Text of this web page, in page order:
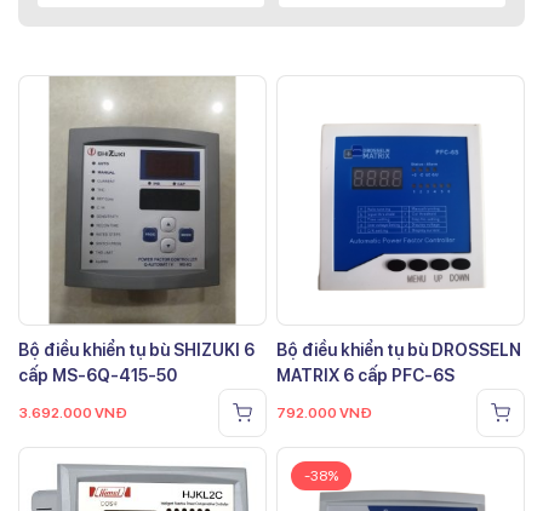
Bộ điều khiển tụ bù SHIZUKI 6
cấp MS-6Q-415-50
3.692.000 VNĐ
Bộ điều khiển tụ bù DROSSELN
MATRIX 6 cấp PFC-6S
792.000 VNĐ
-38%